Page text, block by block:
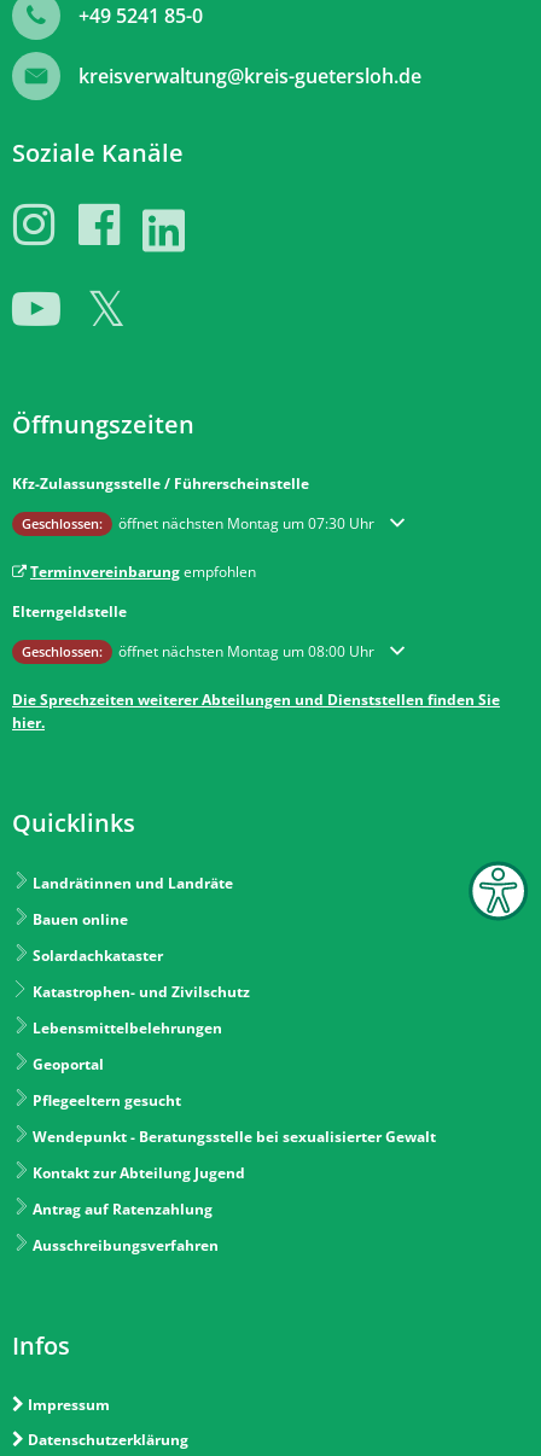
+49 5241 85-0
kreisverwaltung@kreis-guetersloh.de
Soziale Kanäle
Öffnungszeiten
Kfz-Zulassungsstelle / Führerscheinstelle
Klicken, um weitere Öffnungs- oder Schließzeiten auszublenden
Geschlossen: öffnet nächsten Montag um 07:30 Uhr
Terminvereinbarungempfohlen
Elterngeldstelle
Klicken, um weitere Öffnungs- oder Schließzeiten auszublenden
Geschlossen: öffnet nächsten Montag um 08:00 Uhr
Die Sprechzeiten weiterer Abteilungen und Dienststellen finden Sie
hier.
Quicklinks
Landrätinnen und Landräte
Bauen online
Solardachkataster
Katastrophen- und Zivilschutz
Lebensmittelbelehrungen
Geoportal
Pflegeeltern gesucht
Wendepunkt - Beratungsstelle bei sexualisierter Gewalt
Kontakt zur Abteilung Jugend
Antrag auf Ratenzahlung
Ausschreibungsverfahren
Infos
Impressum
Datenschutzerklärung